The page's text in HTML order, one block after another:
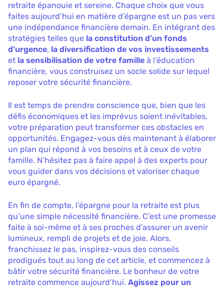
retraite épanouie et sereine. Chaque choix que vous
faites aujourd’hui en matière d’épargne est un pas vers
une indépendance financière demain. En intégrant des
stratégies telles que la constitution d’un fonds
d’urgence, la diversification de vos investissements
et la sensibilisation de votre famille à l’éducation
financière, vous construisez un socle solide sur lequel
reposer votre sécurité financière.
Il est temps de prendre conscience que, bien que les
défis économiques et les imprévus soient inévitables,
votre préparation peut transformer ces obstacles en
opportunités. Engagez-vous dès maintenant à élaborer
un plan qui répond à vos besoins et à ceux de votre
famille. N’hésitez pas à faire appel à des experts pour
vous guider dans vos décisions et valoriser chaque
euro épargné.
En fin de compte, l’épargne pour la retraite est plus
qu’une simple nécessité financière. C’est une promesse
faite à soi-même et à ses proches d’assurer un avenir
lumineux, rempli de projets et de joie. Alors,
franchissez le pas, inspirez-vous des conseils
prodigués tout au long de cet article, et commencez à
bâtir votre sécurité financière. Le bonheur de votre
retraite commence aujourd’hui. Agissez pour un